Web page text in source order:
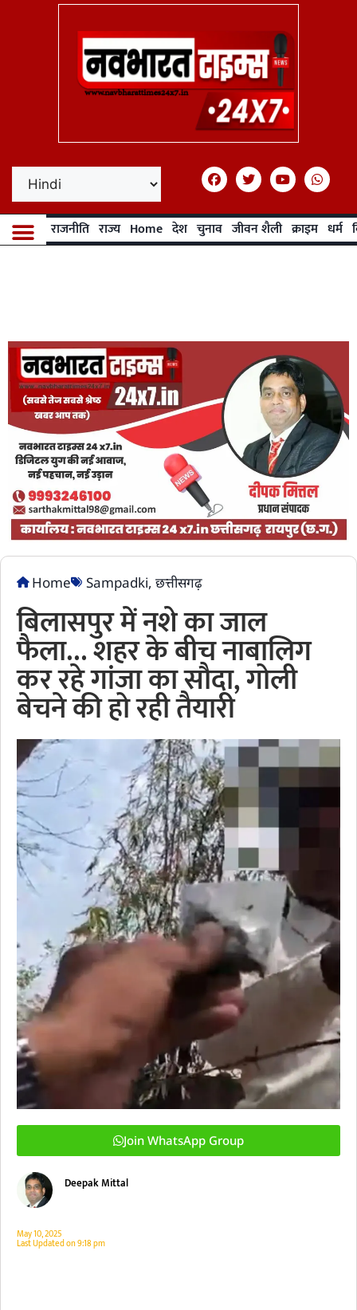
राजनीति राज्य Home देश चुनाव जीवन शैली क्राइम धर्म
Home Sampadki, छत्तीसगढ़
बिलासपुर में नशे का जाल
फैला… शहर के बीच नाबालिग
कर रहे गांजा का सौदा, गोली
बेचने की हो रही तैयारी
Join WhatsApp Group
Deepak Mittal
May 10, 2025
Last Updated on9:18 pm